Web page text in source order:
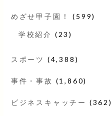
めざせ甲子園！ (599)
学校紹介 (23)
スポーツ (4,388)
事件・事故 (1,860)
ビジネスキャッチー (362)